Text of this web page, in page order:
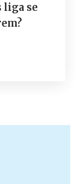
liga se